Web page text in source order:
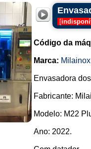
[
Código da
Marca: Milainox
Envasadora
Fabricante:
Modelo: M22
Ano: 2022.